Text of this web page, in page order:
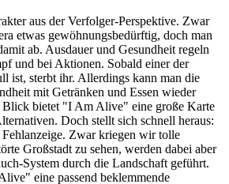
aus der Verfolger-Perspektive. Zwar
etwas gewöhnungsbedürftig, doch man
ab. Ausdauer und Gesundheit regeln
und bei Aktionen. Sobald einer der
ist, sterbt ihr. Allerdings kann man die
mit Getränken und Essen wieder
Blick bietet "I Am Alive" eine große Karte
Doch stellt sich schnell heraus:
Zwar kriegen wir tolle
Großstadt zu sehen, werden dabei aber
System durch die Landschaft geführt.
eine passend beklemmende